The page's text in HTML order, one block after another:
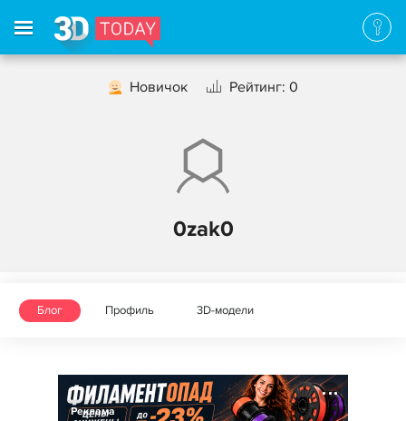
Новичок Рейтинг: 0
0zak0
Блог Профиль 3D-модели
Реклама